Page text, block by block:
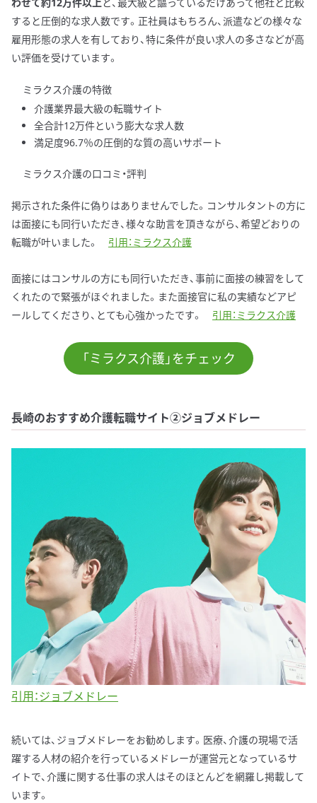
すると圧倒的な求人数です。正社員はもちろん、派遣などの様々な
雇用形態の求人を有しており、特に条件が良い求人の多さなどが高
い評価を受けています。
ミラクス介護の特徴
介護業界最大級の転職サイト
全合計12万件という膨大な求人数
満足度96.7％の圧倒的な質の高いサポート
ミラクス介護の口コミ・評判
掲示された条件に偽りはありませんでした。コンサルタントの方に
は面接にも同行いただき、様々な助言を頂きながら、希望どおりの
転職が叶いました。 引用：ミラクス介護
面接にはコンサルの方にも同行いただき、事前に面接の練習をして
くれたので緊張がほぐれました。また面接官に私の実績などアピ
ールしてくださり、とても心強かったです。 引用：ミラクス介護
「ミラクス介護」をチェック
長崎のおすすめ介護転職サイト②ジョブメドレー
引用：ジョブメドレー
続いては、ジョブメドレーをお勧めします。医療、介護の現場で活
躍する人材の紹介を行っているメドレーが運営元となっているサ
イトで、介護に関する仕事の求人はそのほとんどを網羅し掲載して
います。